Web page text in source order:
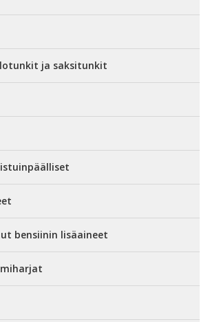
ja saksitunkit
bensiinin lisäaineet